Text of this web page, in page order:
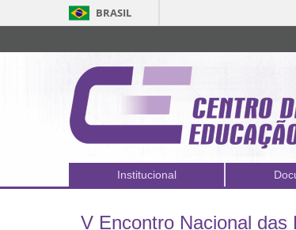
BRASIL
Institucional
V Encontro Nacional